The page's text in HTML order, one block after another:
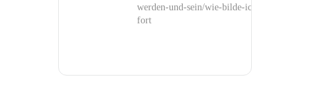
werden-und-sein/wie-bilde-ich-mich-
fort